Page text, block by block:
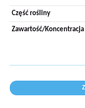
Część rośliny
Zawartość/Koncentracja